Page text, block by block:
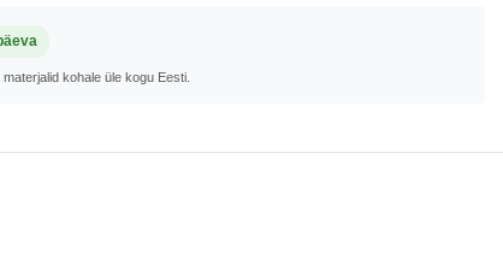
kohale üle kogu Eesti.